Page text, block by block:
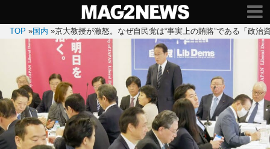
TOP »国内 »京大教授が激怒。なぜ自民党は“事実上の賄賂”である「政